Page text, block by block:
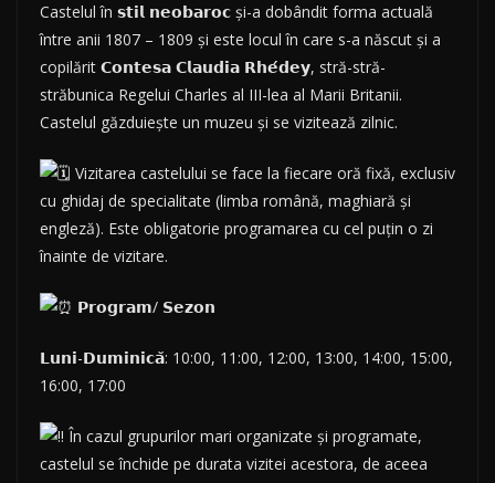
Castelul în 𝘀𝘁𝗶𝗹 𝗻𝗲𝗼𝗯𝗮𝗿𝗼𝗰 și-a dobândit forma actuală
între anii 1807 – 1809 și este locul în care s-a născut și a
copilărit 𝗖𝗼𝗻𝘁𝗲𝘀𝗮 𝗖𝗹𝗮𝘂𝗱𝗶𝗮 𝗥𝗵𝗲́𝗱𝗲𝘆, stră-stră-
străbunica Regelui Charles al III-lea al Marii Britanii.
Castelul găzduiește un muzeu și se vizitează zilnic.
Vizitarea castelului se face la fiecare oră fixă, exclusiv
cu ghidaj de specialitate (limba română, maghiară și
engleză). Este obligatorie programarea cu cel puțin o zi
înainte de vizitare.
𝗣𝗿𝗼𝗴𝗿𝗮𝗺/ 𝗦𝗲𝘇𝗼𝗻
𝗟𝘂𝗻𝗶-𝗗𝘂𝗺𝗶𝗻𝗶𝗰𝗮̆: 10:00, 11:00, 12:00, 13:00, 14:00, 15:00,
16:00, 17:00
În cazul grupurilor mari organizate și programate,
castelul se închide pe durata vizitei acestora, de aceea